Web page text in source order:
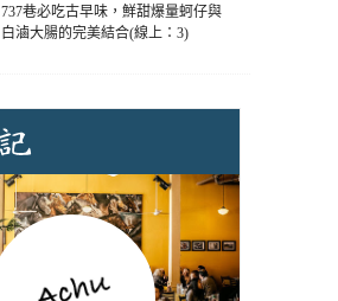
737巷必吃古早味，鮮甜爆量蚵仔與
白滷大腸的完美結合(線上：3)